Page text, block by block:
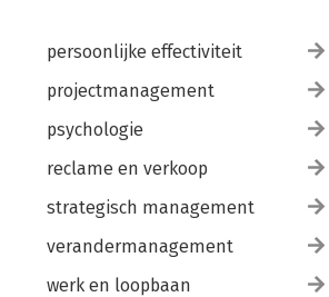
persoonlijke effectiviteit
projectmanagement
psychologie
reclame en verkoop
strategisch management
verandermanagement
werk en loopbaan